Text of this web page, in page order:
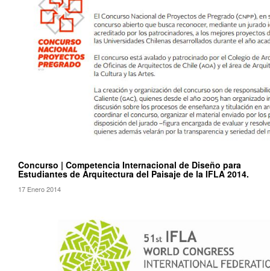
Concurso | Competencia Internacional de Diseño para
Estudiantes de Arquitectura del Paisaje de la IFLA 2014.
17 Enero 2014